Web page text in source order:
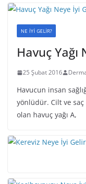
NE İYİ GELİR?
Havuç Yağı
25 Şubat 2016
Havucun insan
yönlüdür. Cilt ve saç
olan havuç yağı A,